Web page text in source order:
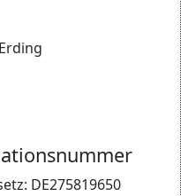
DE275819650